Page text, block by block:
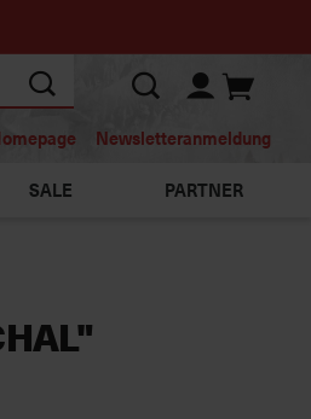
Newsletteranmeldung
SALE PARTNER